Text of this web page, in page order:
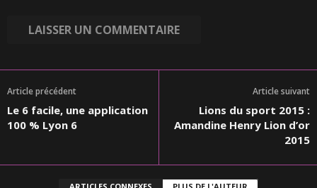
Article précédent
Le 6 facile, une application
100 % Lyon 6
Article suivant
Lions du sport 2015 :
Amandine Henry Lion d’or
2015